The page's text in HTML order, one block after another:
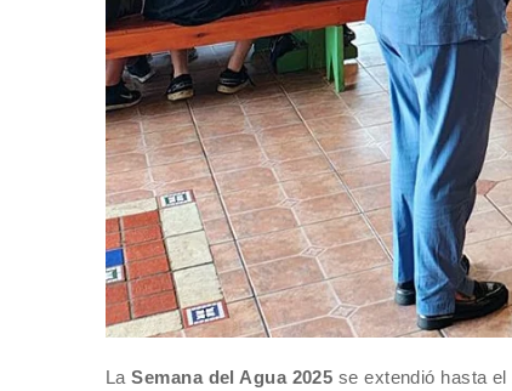
LaSemana del Agua 2025 se extendió hasta el